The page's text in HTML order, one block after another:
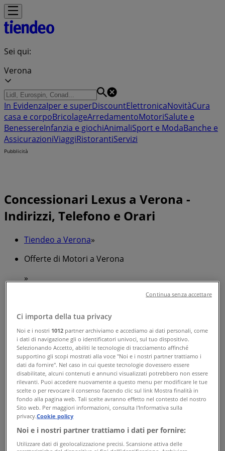
Sei qui:
Verona
In EvidenzaIper e superDiscountElettronicaNovitàCura
casa e corpoBricolageArredamentoMotoriSalute e
BenessereInfanzia e giochiAnimaliSport e ModaBanche e
AssicurazioniViaggiRistorantiServizi
Pubblicità
Concessionari Lexus a Verona -
Indirizzi, Telefono e Orari
Tiendeo a Verona»
Offerte di Motori a Verona
»
Lexus
Viale Colonnello Galliano, 75, Verona
2.1 km
Lexus
Ci importa della tua privacy
Noi e i nostri 1012 partner archiviamo e accediamo ai dati personali, come
i dati di navigazione gli o identificatori univoci, sul tuo dispositivo.
Selezionando Accetto, abiliti le tecnologie di tracciamento affinché
supportino gli scopi mostrati alla voce "Noi e i nostri partner trattiamo i
dati da fornire". Nel caso in cui queste tecnologie dovessero essere
disabilitate, alcuni contenuti e annunci visualizzati potrebbero non essere
rilevanti. Puoi accedere nuovamente a questo menu per modificare le tue
scelte o per revocare il consenso facendo clic sul link Mostra finalità in
fondo alla pagina web. Tali scelte avranno effetto nel contesto del nostro
Sito web. Per maggiori informazioni, consulta l'Informativa sulla
privacy.Cookie policy
Noi e i nostri partner trattiamo i dati per fornire:
Utilizzare dati di geolocalizzazione precisi. Scansione attiva delle
Continua senza accettare